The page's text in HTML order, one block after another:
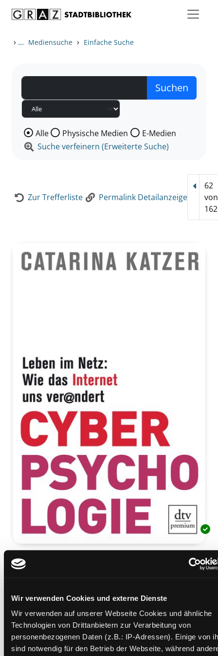
Wir verwenden Cookies und externe Dienste
Wir verwenden auf unserer Webseite Cookies und ähnliche
Technologien von Drittanbietern zur Verarbeitung von
personenbezogenen Daten (z.B.: IP-Adressen). Einige von
sind notwendig für den Betrieb der Webseite, während
› ... Mediensuche › Einfache Suche
Wählen Sie die Medienart nach der Sie suchen wollen.
Alle Physische Medien
E-Medien
Suche verfeinern (Erweiterte Suche)
Zur Trefferliste Permalink Detailanzeige
62
von
162
Cyberpsychologie
Verfasser:Suche nach diesem Verfasser
Katzer, Catarina
Beschreibung ein-/ausblenden
Mehr Informationen ein-/ausblenden